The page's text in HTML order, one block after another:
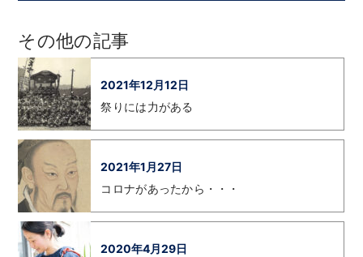
その他の記事
2021年12月12日
祭りには力がある
2021年1月27日
コロナがあったから・・・
2020年4月29日